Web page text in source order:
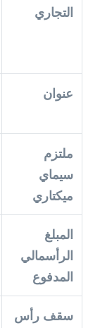
التجاري
عنوان
ملتزم
سيماي
ميكتاري
المبلغ
الرأسمالي
المدفوع
سقف رأس